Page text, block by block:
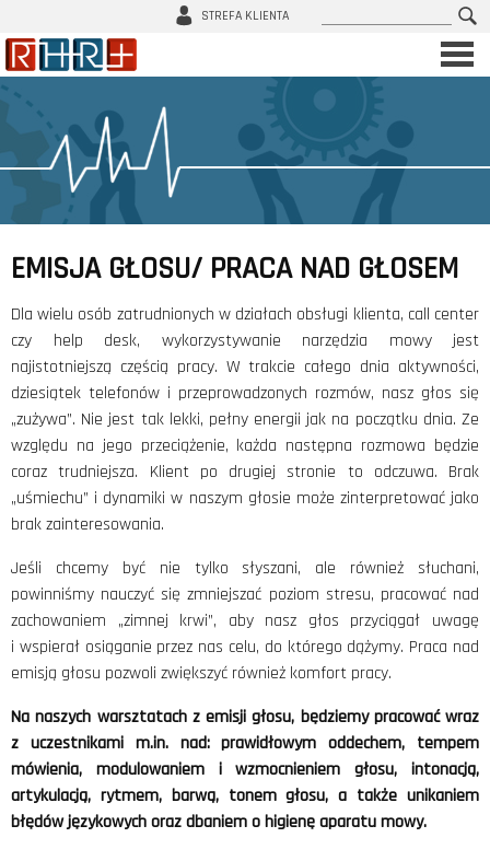
STREFA KLIENTA
ul. Adama Mickiewicza 29, 40-085 Katowice
604 766 557
biuro@rhrplus.pl
SZKOLENIA
DORADZTWO HR
LEAN
KONTAKT
EMISJA GŁOSU/ PRACA NAD GŁOSEM
Dla wielu osób zatrudnionych w działach obsługi klienta, call center
czy help desk, wykorzystywanie narzędzia mowy jest
najistotniejszą częścią pracy. W trakcie całego dnia aktywności,
dziesiątek telefonów i przeprowadzonych rozmów, nasz głos się
„zużywa”. Nie jest tak lekki, pełny energii jak na początku dnia. Ze
względu na jego przeciążenie, każda następna rozmowa będzie
coraz trudniejsza. Klient po drugiej stronie to odczuwa. Brak
„uśmiechu” i dynamiki w naszym głosie może zinterpretować jako
brak zainteresowania.
Jeśli chcemy być nie tylko słyszani, ale również słuchani,
powinniśmy nauczyć się zmniejszać poziom stresu, pracować nad
zachowaniem „zimnej krwi”, aby nasz głos przyciągał uwagę
i wspierał osiąganie przez nas celu, do którego dążymy. Praca nad
emisją głosu pozwoli zwiększyć również komfort pracy.
Na naszych warsztatach z emisji głosu, będziemy pracować wraz
z uczestnikami m.in. nad: prawidłowym oddechem, tempem
mówienia, modulowaniem i wzmocnieniem głosu, intonacją,
artykulacją, rytmem, barwą, tonem głosu, a także unikaniem
błędów językowych oraz dbaniem o higienę aparatu mowy.